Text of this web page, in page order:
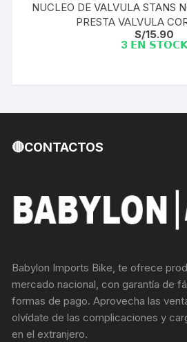
NUCLEO DE VALVULA STANS
PRESTA VALVULA
S/15.90
3 𝗘𝗡
🔴CONTACTOS
Babylon Imports Bike, te ofrece
mercado nacional, con garantía de
formas de pago. Aprovecha las
olvídate de las complicaciones y
en el extranjero.